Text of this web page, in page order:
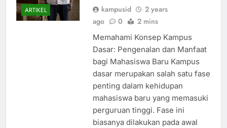
ARTIKEL kampusid
2 years
ago
0 2 mins
Memahami Konsep Kampus
Dasar: Pengenalan dan Manfaat
bagi Mahasiswa Baru Kampus
dasar merupakan salah satu fase
penting dalam kehidupan
mahasiswa baru yang memasuki
perguruan tinggi. Fase ini
biasanya dilakukan pada awal